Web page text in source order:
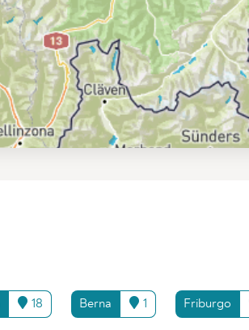
18 Berna 1 Friburgo